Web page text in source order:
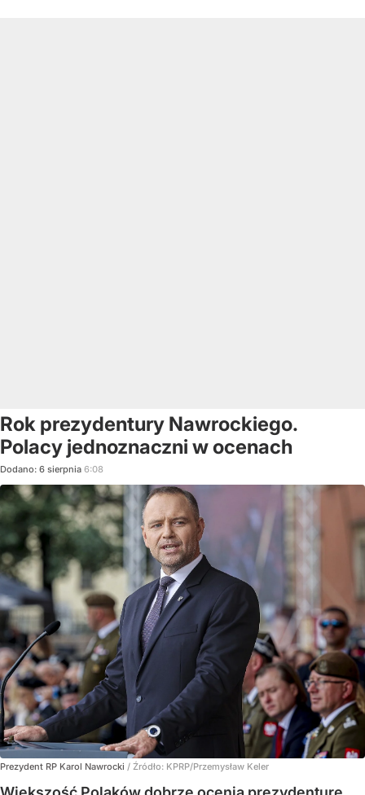
Rok prezydentury Nawrockiego.
Polacy jednoznaczni w ocenach
Dodano: 6 sierpnia 6:08
Prezydent RP Karol Nawrocki / Źródło: KPRP/Przemysław Keler